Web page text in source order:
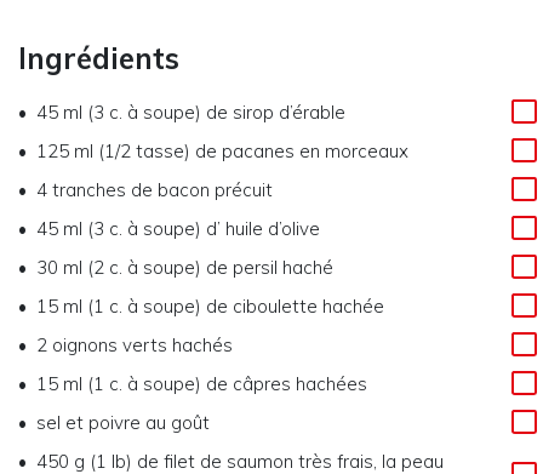
Ingrédients
45 ml (3 c. à soupe) de sirop d’érable
125 ml (1/2 tasse) de pacanes en morceaux
4 tranches de bacon précuit
45 ml (3 c. à soupe) d’ huile d’olive
30 ml (2 c. à soupe) de persil haché
15 ml (1 c. à soupe) de ciboulette hachée
2 oignons verts hachés
15 ml (1 c. à soupe) de câpres hachées
sel et poivre au goût
450 g (1 lb) de filet de saumon très frais, la peau